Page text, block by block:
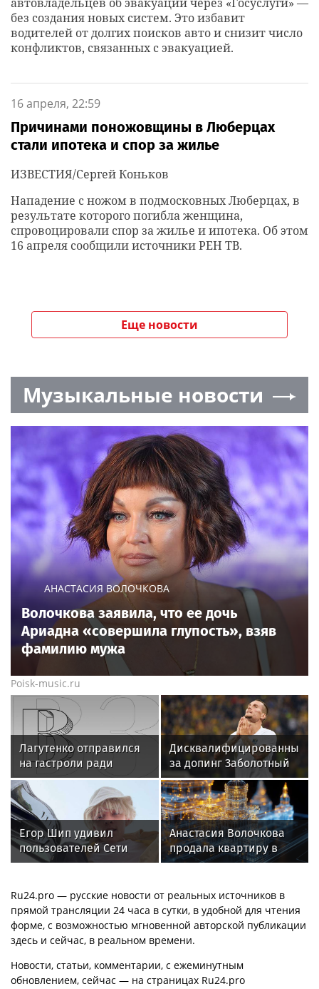
без создания новых систем. Это избавит
водителей от долгих поисков авто и снизит число
конфликтов, связанных с эвакуацией.
16 апреля, 22:59
Причинами поножовщины в Люберцах
стали ипотека и спор за жилье
ИЗВЕСТИЯ/Сергей Коньков
Нападение с ножом в подмосковных Люберцах, в
результате которого погибла женщина,
спровоцировали спор за жилье и ипотека. Об этом
16 апреля сообщили источники РЕН ТВ.
Еще новости
Музыкальные новости
АНАСТАСИЯ ВОЛОЧКОВА
Волочкова заявила, что ее дочь
Ариадна «совершила глупость», взяв
фамилию мужа
Poisk-music.ru
Лагутенко отправился
на гастроли ради
ремонта сгоревшего
особняка в США
Дисквалифицированный
за допинг Заболотный
подписал контракт с
клубом Басты
Егор Шип удивил
пользователей Сети
кардинальной сменой
Анастасия Волочкова
продала квартиру в
Питере из-за суда с УК
Ru24.pro — русские новости от реальных источников в
прямой трансляции 24 часа в сутки, в удобной для чтения
форме, с возможностью мгновенной авторской публикации
здесь и сейчас, в реальном времени.
Новости, статьи, комментарии, с ежеминутным
обновлением, сейчас — на страницах Ru24.pro